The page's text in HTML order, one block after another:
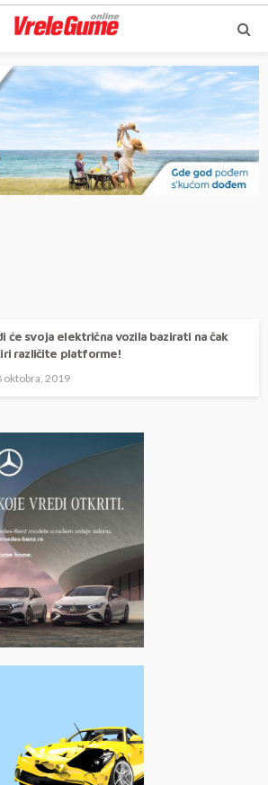
će svoja električna vozila bazirati na čak
različite platforme!
oktobra, 2019